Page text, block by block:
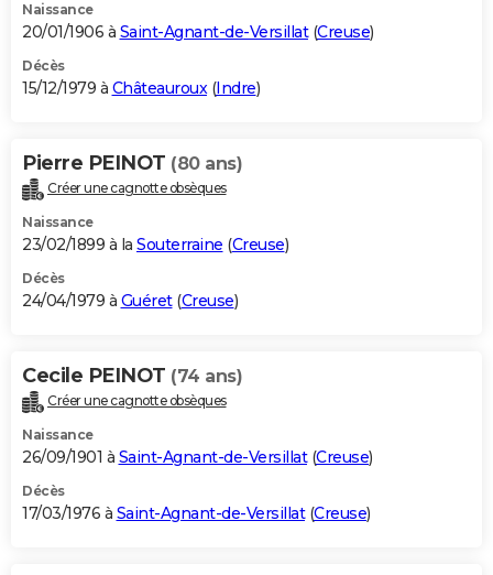
Naissance
20/01/1906 à Saint-Agnant-de-Versillat(Creuse)
Décès
15/12/1979 à Châteauroux(Indre)
Pierre PEINOT (80 ans)
Créer une cagnotte obsèques
Naissance
23/02/1899 à la Souterraine (Creuse)
Décès
24/04/1979 à Guéret(Creuse)
Cecile PEINOT (74 ans)
Créer une cagnotte obsèques
Naissance
26/09/1901 à Saint-Agnant-de-Versillat(Creuse)
Décès
17/03/1976 à Saint-Agnant-de-Versillat(Creuse)